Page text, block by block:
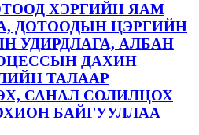
ХЭРГИЙН ЯАМ
ДОТООДЫН ЦЭРГИЙН
УДИРДЛАГА, АЛБАН
ДАХИН
ТАЛААР
САНАЛ СОЛИЛЦОХ
БАЙГУУЛЛАА